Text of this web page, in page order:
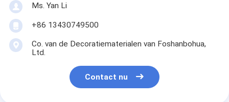
Ms. Yan Li
+86 13430749500
Co. van de Decoratiematerialen van Foshanbohua,
Ltd.
Contact nu